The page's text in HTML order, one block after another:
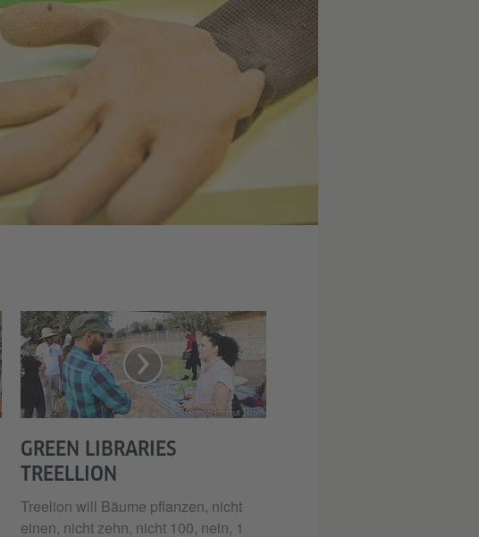
© Goethe-Institut Israel
GREEN LIBRARIES
TREELLION
Treelion will Bäume pflanzen, nicht
einen, nicht zehn, nicht 100, nein, 1